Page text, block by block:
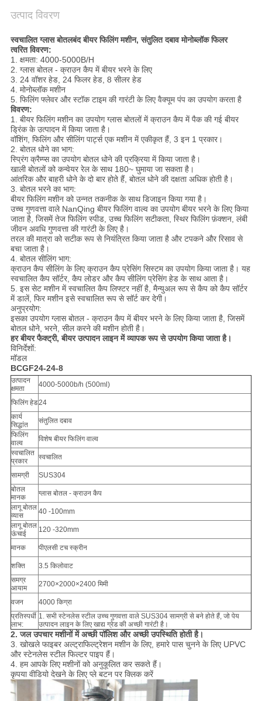
उत्पाद विवरण
स्वचालित ग्लास बोतलबंद बीयर फिलिंग मशीन, संतुलित दबाव मोनोब्लॉक फिलर
त्वरित विवरण:
1. क्षमता: 4000-5000B/H
2. ग्लास बोतल - क्राउन कैप में बीयर भरने के लिए
3. 24 वॉशर हेड, 24 फिलर हेड, 8 सीलर हेड
4. मोनोब्लॉक मशीन
5. फिलिंग फ्लेवर और स्टॉक टाइम की गारंटी के लिए वैक्यूम पंप का उपयोग करता है
विवरण:
1. बीयर फिलिंग मशीन का उपयोग ग्लास बोतलों में क्राउन कैप में पैक की गई बीयर
ड्रिंक के उत्पादन में किया जाता है।
वॉशिंग, फिलिंग और सीलिंग पार्ट्स एक मशीन में एकीकृत हैं, 3 इन 1 प्रकार।
2. बोतल धोने का भाग:
स्प्रिंग क्रैम्प्स का उपयोग बोतल धोने की प्रक्रिया में किया जाता है।
खाली बोतलों को कन्वेयर रेल के साथ 180~ घुमाया जा सकता है।
आंतरिक और बाहरी धोने के दो बार होते हैं, बोतल धोने की दक्षता अधिक होती है।
3. बोतल भरने का भाग:
बीयर फिलिंग मशीन को उन्नत तकनीक के साथ डिजाइन किया गया है।
उच्च गुणवत्ता वाले NanQing बीयर फिलिंग वाल्व का उपयोग बीयर भरने के लिए किया
जाता है, जिसमें तेज फिलिंग स्पीड, उच्च फिलिंग सटीकता, स्थिर फिलिंग फ़ंक्शन, लंबी
जीवन अवधि गुणवत्ता की गारंटी के लिए है।
तरल की मात्रा को सटीक रूप से नियंत्रित किया जाता है और टपकने और रिसाव से
बचा जाता है।
4. बोतल सीलिंग भाग:
क्राउन कैप सीलिंग के लिए क्राउन कैप प्रेसिंग सिस्टम का उपयोग किया जाता है। यह
स्वचालित कैप सॉर्टर, कैप लोडर और कैप सीलिंग प्रेसिंग हेड के साथ आता है।
5. इस सेट मशीन में स्वचालित कैप लिफ्टर नहीं है, मैन्युअल रूप से कैप को कैप सॉर्टर
में डालें, फिर मशीन इसे स्वचालित रूप से सॉर्ट कर देगी।
अनुप्रयोग:
इसका उपयोग ग्लास बोतल - क्राउन कैप में बीयर भरने के लिए किया जाता है, जिसमें
बोतल धोने, भरने, सील करने की मशीन होती है।
हर बीयर फैक्ट्री, बीयर उत्पादन लाइन में व्यापक रूप से उपयोग किया जाता है।
विनिर्देशों:
मॉडल
BCGF24-24-8
उत्पादन
क्षमता
4000-5000b/h (500ml)
फिलिंग हेड24
कार्य
सिद्धांत
संतुलित दबाव
फिलिंग
वाल्व
विशेष बीयर फिलिंग वाल्व
स्वचालित
प्रकार
स्वचालित
सामग्री
SUS304
बोतल
मानक
ग्लास बोतल - क्राउन कैप
लागू बोतल
व्यास
40 -100mm
लागू बोतल
ऊंचाई
120 -320mm
मानक पीएलसी टच स्क्रीन
शक्ति
3.5 किलोवाट
समग्र
आयाम
2700×2000×2400 मिमी
वजन
4000 किग्रा
प्रतिस्पर्धी
लाभ:
1. सभी स्टेनलेस स्टील उच्च गुणवत्ता वाले SUS304 सामग्री से बने होते हैं, जो पेय
उत्पादन लाइन के लिए खाद्य ग्रेड की अच्छी गारंटी है।
2. जल उपचार मशीनों में अच्छी पॉलिश और अच्छी उपस्थिति होती है।
3. खोखले फाइबर अल्ट्राफिल्ट्रेशन मशीन के लिए, हमारे पास चुनने के लिए UPVC
और स्टेनलेस स्टील फिल्टर पाइप हैं।
4. हम आपके लिए मशीनों को अनुकूलित कर सकते हैं।
कृपया वीडियो देखने के लिए प्ले बटन पर क्लिक करें